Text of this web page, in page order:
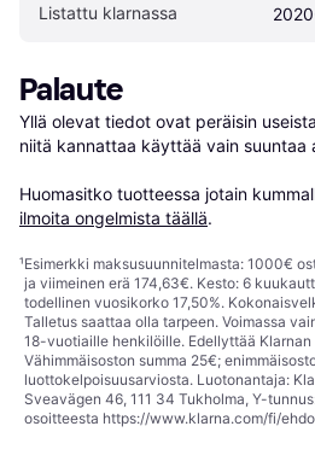
Listattu klarnassa
Palaute
Yllä olevat tiedot ovat peräisin
niitä kannattaa käyttää vain suuntaa
Huomasitko tuotteessa jotain
ilmoita ongelmista täällä.
¹Esimerkki maksusuunnitelmasta: 1000€
ja viimeinen erä 174,63€. Kesto: 6
todellinen vuosikorko 17,50%.
Talletus saattaa olla tarpeen. Voimassa
18-vuotiaille henkilöille. Edellyttää
Vähimmäisoston summa 25€;
luottokelpoisuusarviosta. Luotonantaja:
Sveavägen 46, 111 34 Tukholma, Y-
osoitteesta https://www.klarna.com/fi/